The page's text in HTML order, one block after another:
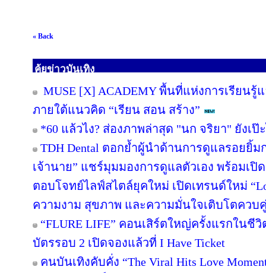
« Back
คุ้ยข่าวบันเทิง
MUSE [X] ACADEMY พื้นที่แห่งการเรียน
ภายใต้แนวคิด “เรียน สอน สร้าง”
*60 แล้วไง? ส่องภาพล่าสุด "นก จริยา" ยังเ
TDH Dental ตอกย้ำผู้นำด้านการดูแลรอยยิ้ม
เจ้านาย” แชร์มุมมองการดูแลตัวเอง พร้อมเ
ตอบโจทย์ไลฟ์สไตล์ยุคใหม่ เปิดเทรนด์ใหม่
ความงาม สุขภาพ และความมั่นใจเติบโตควบ
“FLURE LIFE” คอนเสิร์ตใหญ่ครั้งแรกใน
บัตรรอบ 2 เปิดจองแล้วที่ I Have Ticket
คนบันเทิงคับคั่ง “The Viral Hits Love